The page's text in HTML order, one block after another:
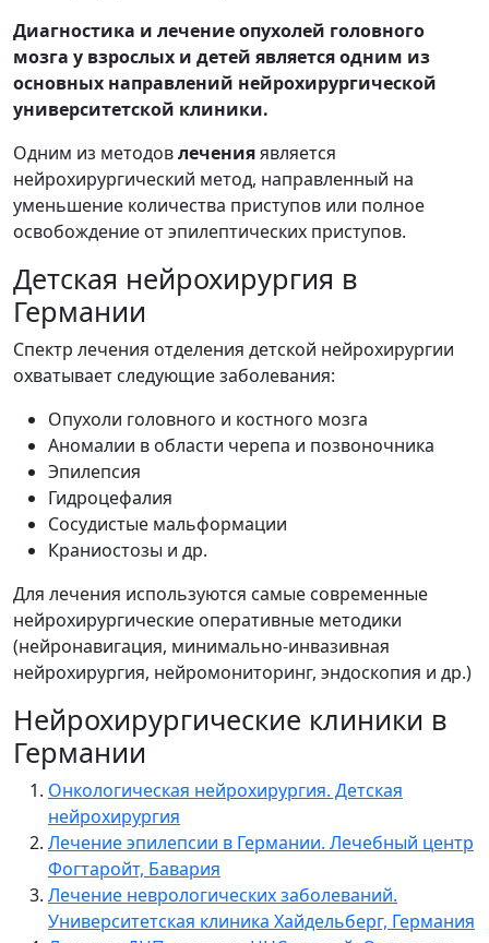
Диагностика и лечение опухолей головного
мозга у взрослых и детей является одним из
основных направлений нейрохирургической
университетской клиники.
Одним из методовлеченияявляется
нейрохирургический метод, направленный на
уменьшение количества приступов или полное
освобождение от эпилептических приступов.
Детская нейрохирургия в
Германии
Спектр лечения отделения детской нейрохирургии
охватывает следующие заболевания:
Опухоли головного и костного мозга
Аномалии в области черепа и позвоночника
Эпилепсия
Гидроцефалия
Сосудистые мальформации
Краниостозы и др.
Для лечения используются самые современные
нейрохирургические оперативные методики
(нейронавигация, минимально-инвазивная
нейрохирургия, нейромониторинг, эндоскопия и др.)
Нейрохирургические клиники в
Германии
Онкологическая нейрохирургия. Детская
нейрохирургия
Лечение эпилепсии в Германии. Лечебный центр
Фогтаройт, Бавария
Лечение неврологических заболеваний.
Университетская клиника Хайдельберг, Германия